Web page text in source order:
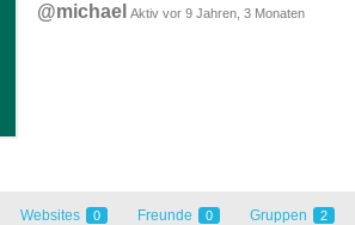
@michael Aktiv vor 9 Jahren, 3 Monaten
Websites 0 Freunde 0 Gruppen 2